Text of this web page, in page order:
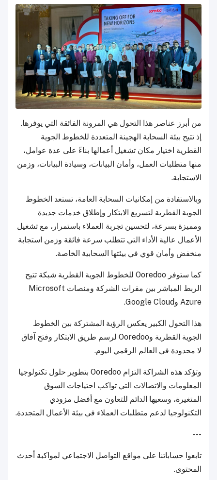
من أبرز عناصر هذا التحول هي المرونة الفائقة التي يوفرها.
إذ تتيح بيئة السحابة الهجينة المتعددة للخطوط الجوية
القطرية اختيار مكان تشغيل أعمالها بناءً على عدة عوامل،
منها متطلبات العمل، وأمان البيانات، وسيادة البيانات، وزمن
الاستجابة.
وبالاستفادة من إمكانيات السحابة العامة، تستعد الخطوط
الجوية القطرية لتسريع الابتكار وإطلاق خدمات جديدة
ومميزة بسرعة، لتحسين تجربة العملاء باستمرار، مع تشغيل
الأعمال عالية الأداء التي تتطلب سرعة فائقة وزمن استجابة
منخفض وأمان قوي في بيئتها السحابية الخاصة.
كما ستوفر Ooredoo للخطوط الجوية القطرية شبكة تتيح
الربط المباشر بين مقرات الشركة ومنصات Microsoft
Azure وGoogle Cloud.
هذا التحول الكبير يعكس الرؤية المشتركة بين الخطوط
الجوية القطرية وOoredoo لرسم طريق الابتكار وفتح آفاق
لا محدودة في العالم الرقمي اليوم.
وتؤكد هذه الشراكة التزام Ooredoo بتطوير حلول تكنولوجيا
المعلومات والاتصالات التي تواكب احتياجات السوق
المتغيرة، وسعيها الدائم للتعاون مع أفضل مزودي
التكنولوجيا لدعم متطلبات العملاء في بيئة الأعمال المتجددة.
---
تابعوا حساباتنا على مواقع التواصل الاجتماعي لمواكبة أحدث
المحتوى.